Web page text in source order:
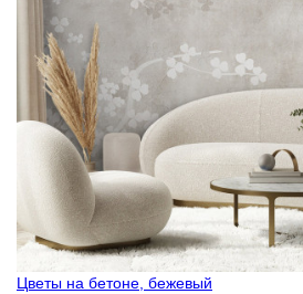
Цветы на бетоне, бежевый